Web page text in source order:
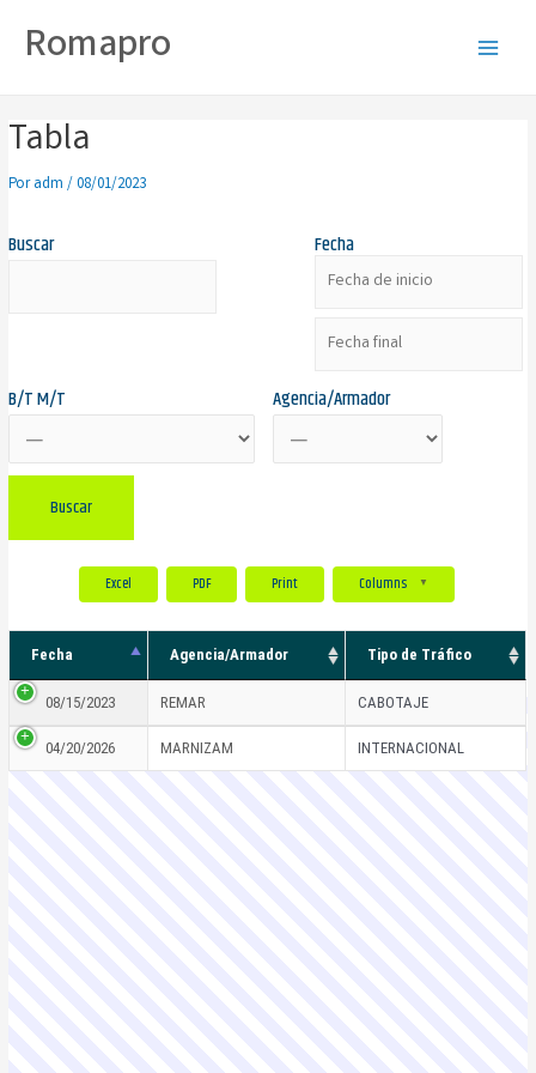
Romapro
Tabla
Poradm / 08/01/2023
Buscar Fecha
B/T M/T Agencia/Armador
Excel PDF Print Columns ▼
Fecha Agencia/Armador Tipo de Tráfico
Fecha Agencia/Armador Tipo de Tráfico
08/15/2023 REMAR CABOTAJE
04/20/2026 MARNIZAM INTERNACIONAL